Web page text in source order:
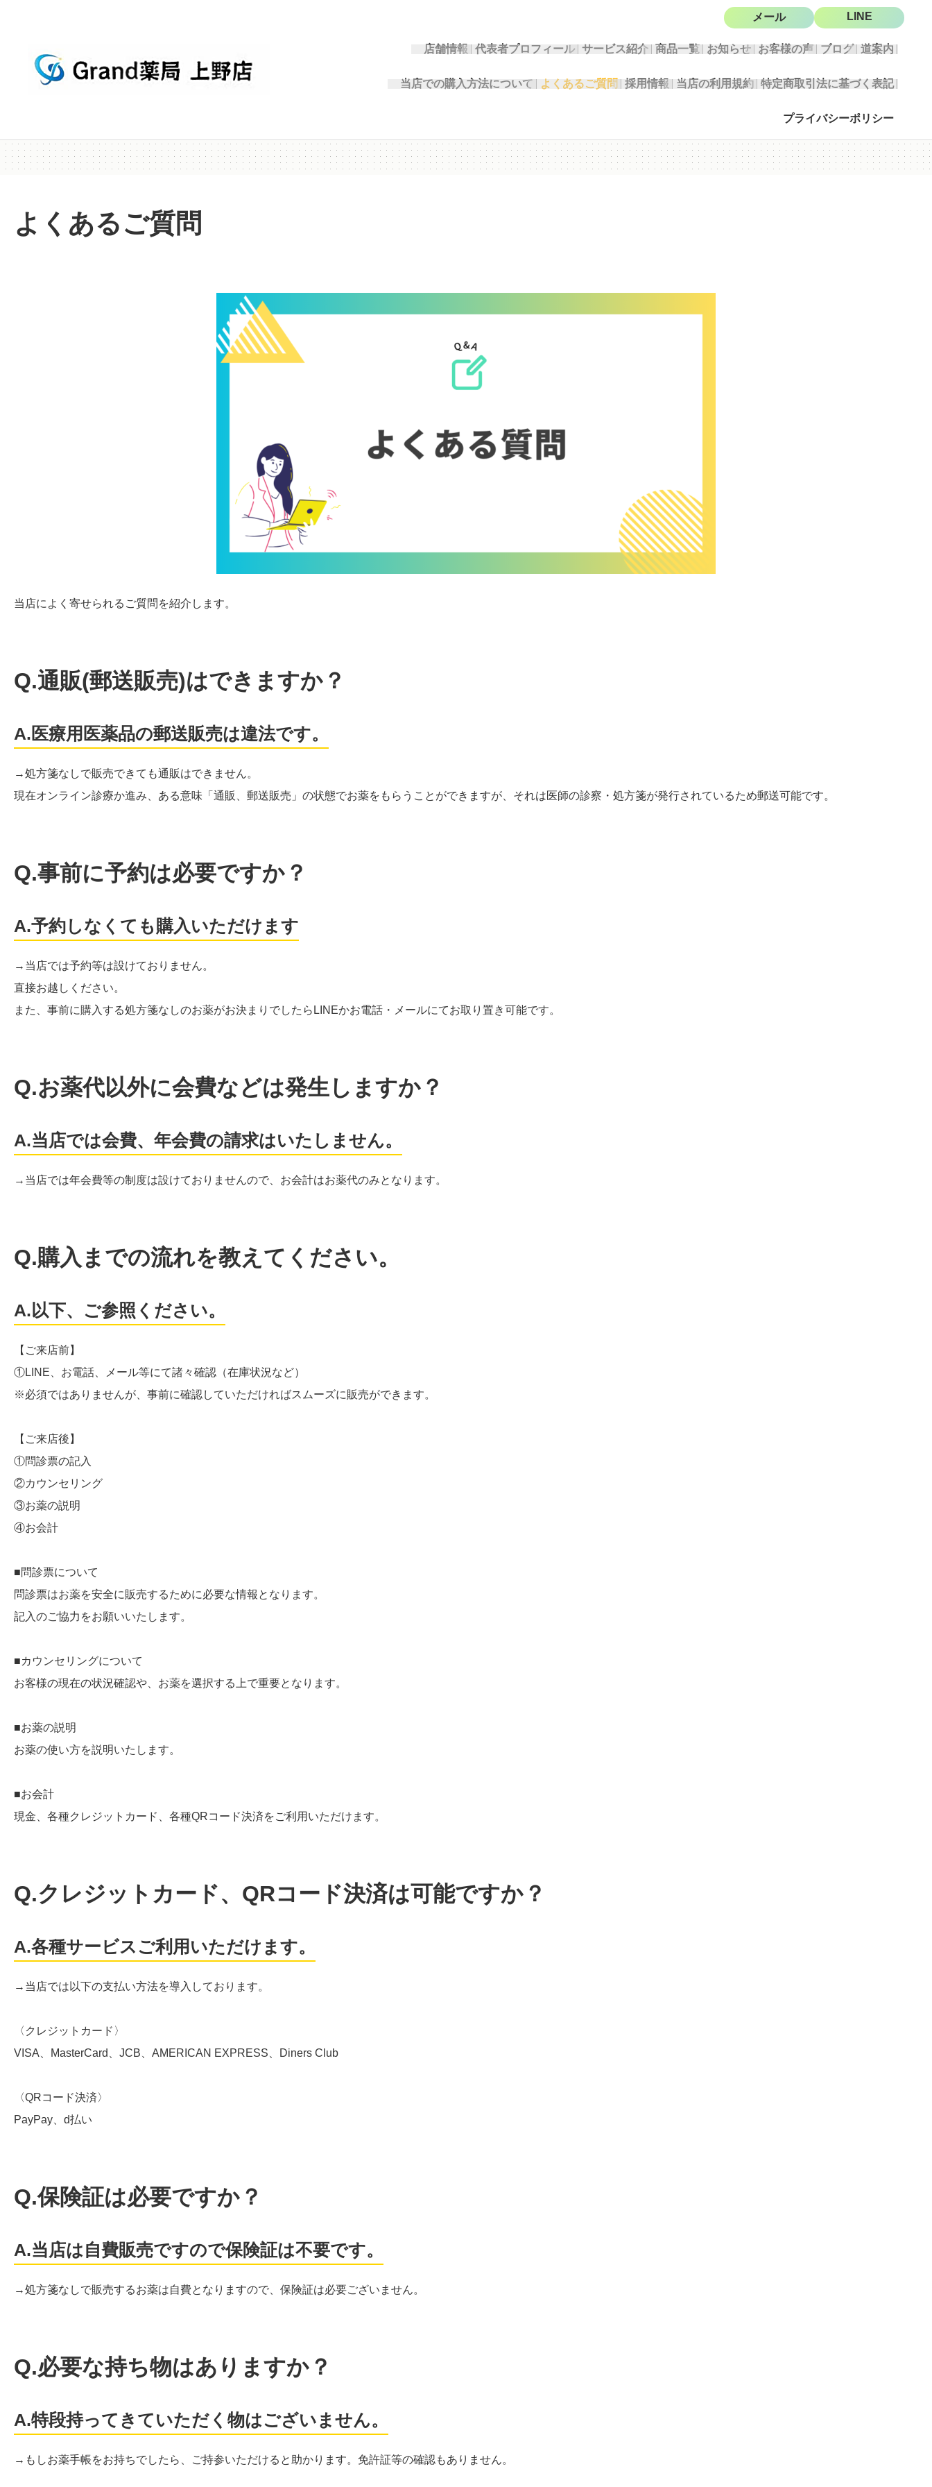
店舗情報 代表者プロフィール サービス紹介 商品一覧 お知らせ お客様の声 ブログ 道案内
当店での購入方法について よくあるご質問 採用情報 当店の利用規約 特定商取引法に基づく表記
プライバシーポリシー
メール LINE
よくあるご質問
当店によく寄せられるご質問を紹介します。
Q.通販(郵送販売)はできますか？
A.医療用医薬品の郵送販売は違法です。
→処方箋なしで販売できても通販はできません。
現在オンライン診療か進み、ある意味「通販、郵送販売」の状態でお薬をもらうことができますが、それは医師の診察・処方箋が発行されているため郵送可能です。
Q.事前に予約は必要ですか？
A.予約しなくても購入いただけます
→当店では予約等は設けておりません。
直接お越しください。
また、事前に購入する処方箋なしのお薬がお決まりでしたらLINEかお電話・メールにてお取り置き可能です。
Q.お薬代以外に会費などは発生しますか？
A.当店では会費、年会費の請求はいたしません。
→当店では年会費等の制度は設けておりませんので、お会計はお薬代のみとなります。
Q.購入までの流れを教えてください。
A.以下、ご参照ください。
【ご来店前】
①LINE、お電話、メール等にて諸々確認（在庫状況など）
※必須ではありませんが、事前に確認していただければスムーズに販売ができます。
【ご来店後】
①問診票の記入
②カウンセリング
③お薬の説明
④お会計
■問診票について
問診票はお薬を安全に販売するために必要な情報となります。
記入のご協力をお願いいたします。
■カウンセリングについて
お客様の現在の状況確認や、お薬を選択する上で重要となります。
■お薬の説明
お薬の使い方を説明いたします。
■お会計
現金、各種クレジットカード、各種QRコード決済をご利用いただけます。
Q.クレジットカード、QRコード決済は可能ですか？
A.各種サービスご利用いただけます。
→当店では以下の支払い方法を導入しております。
〈クレジットカード〉
VISA、MasterCard、JCB、AMERICAN EXPRESS、Diners Club
〈QRコード決済〉
PayPay、d払い
Q.保険証は必要ですか？
A.当店は自費販売ですので保険証は不要です。
→処方箋なしで販売するお薬は自費となりますので、保険証は必要ございません。
Q.必要な持ち物はありますか？
A.特段持ってきていただく物はございません。
→もしお薬手帳をお持ちでしたら、ご持参いただけると助かります。免許証等の確認もありません。